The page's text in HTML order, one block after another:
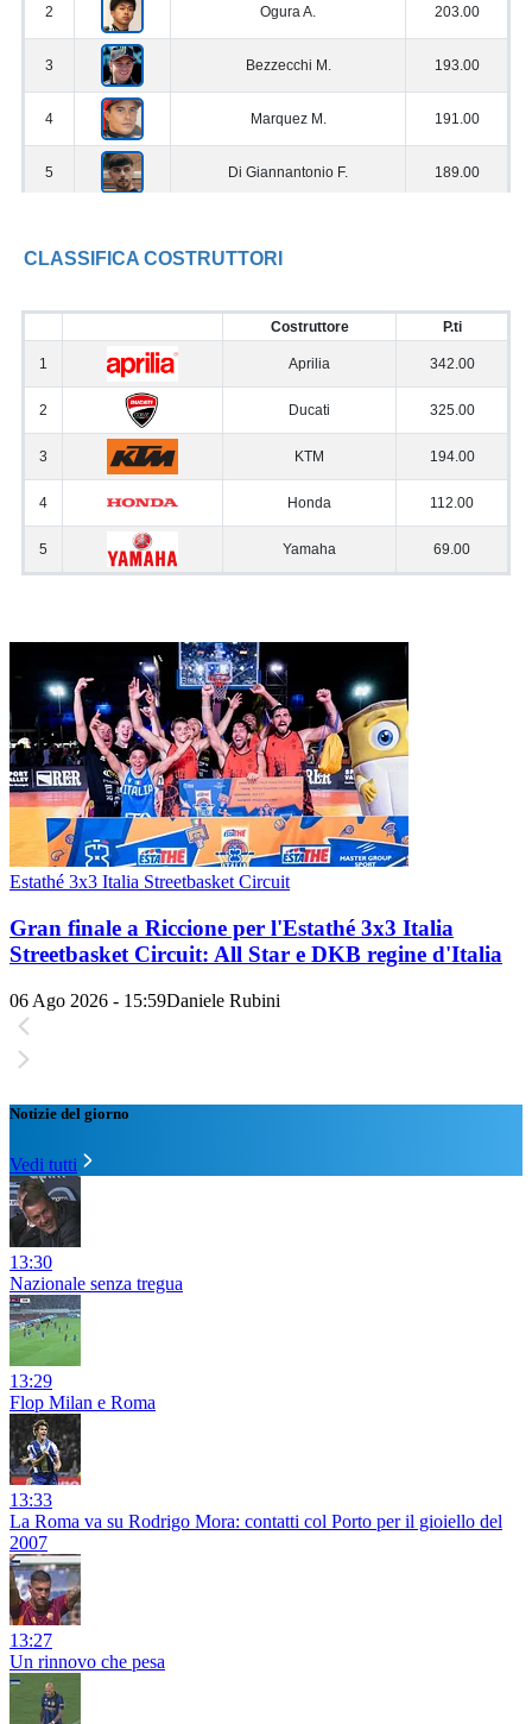
Estathé 3x3 Italia Streetbasket Circuit
Gran finale a Riccione per l'Estathé 3x3 Italia
Streetbasket Circuit: All Star e DKB regine d'Italia
06 Ago 2026 - 15:59Daniele Rubini
Notizie del giorno
Vedi tutti
13:30
Nazionale senza tregua
13:29
Flop Milan e Roma
13:33
La Roma va su Rodrigo Mora: contatti col Porto per il gioiello del
2007
13:27
Un rinnovo che pesa